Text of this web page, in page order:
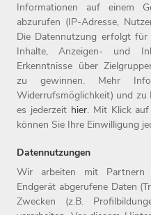
Marke WITT WEIDEN,
Witt-Gruppe ist mit rund
der größten Arbeitgeber der
der beliebtesten
Unternehmen zum siebten
ausgezeichnet. Seit 1987
Weiden Teil der Otto Group.
Home Jobs
Informationen auf einem
abzurufen (IP-Adresse,
Die Datennutzung erfolgt für
Inhalte, Anzeigen- und
Erkenntnisse über
zu gewinnen. Mehr
Widerrufsmöglichkeit) und zu
es jederzeit hier. Mit Klick auf
können Sie Ihre Einwilligung
Datennutzungen
Wir arbeiten mit Partnern
Endgerät abgerufene Daten
Zwecken (z.B.